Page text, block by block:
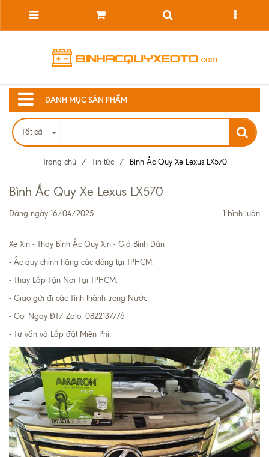
DANH MỤC SẢN PHẨM
Tất cả
Trang chủ / Tin tức / Bình Ắc Quy Xe Lexus LX570
Bình Ắc Quy Xe Lexus LX570
Đăng ngày 16/04/2025 1 bình luận
Xe Xin - Thay Bình Ắc Quy Xịn - Giá Bình Dân
- Ắc quy chính hãng các dòng tại TPHCM.
- Thay Lắp Tận Nơi Tại TPHCM.
- Giao gửi đi các Tỉnh thành trong Nước
- Gọi Ngay ĐT/ Zalo: 0822137776
- Tư vấn và Lắp đặt Miễn Phí.